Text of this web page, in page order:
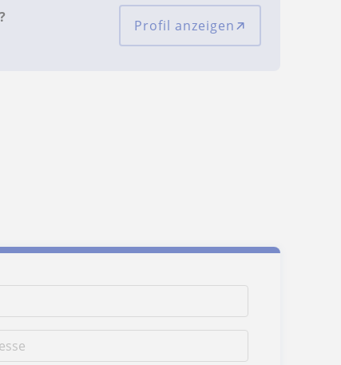
Profil anzeigen